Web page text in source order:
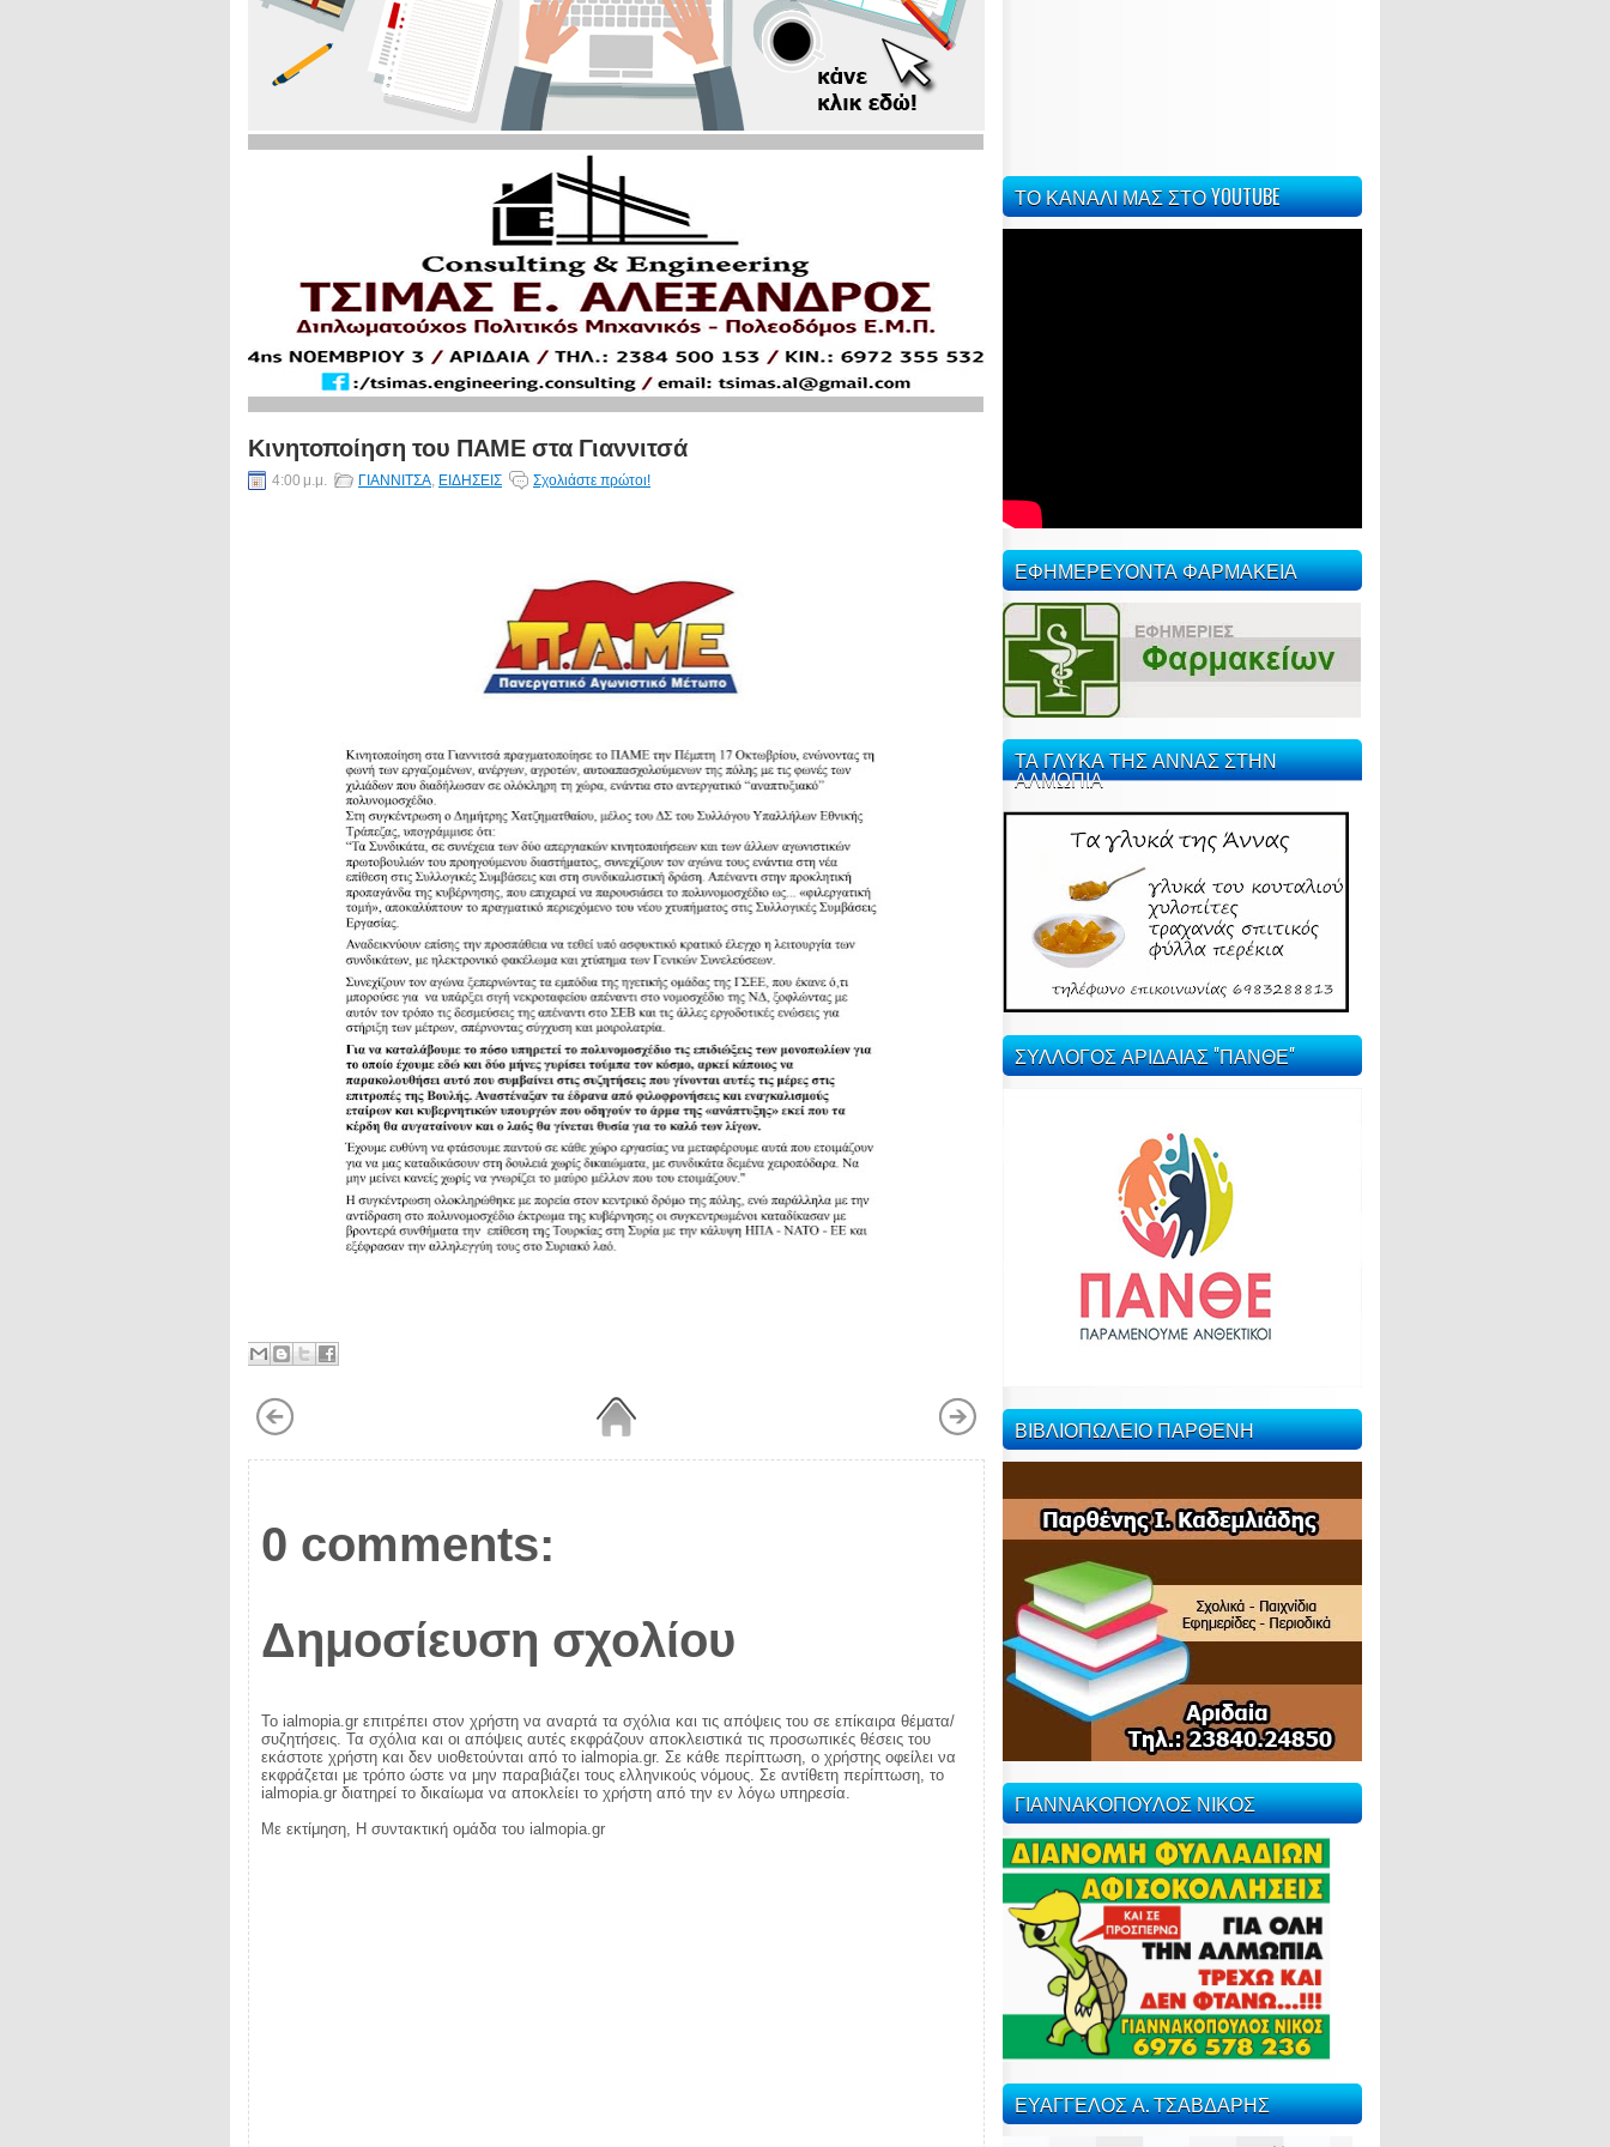
Κινητοποίηση του ΠΑΜΕ στα Γιαννιτσά
4:00 μ.μ. ΓΙΑΝΝΙΤΣΑ, ΕΙΔΗΣΕΙΣ Σχολιάστε πρώτοι!
0 comments:
Δημοσίευση σχολίου
Το ialmopia.gr επιτρέπει στον χρήστη να αναρτά τα σχόλια και τις απόψεις του σε επίκαιρα θέματα/
συζητήσεις. Τα σχόλια και οι απόψεις αυτές εκφράζουν αποκλειστικά τις προσωπικές θέσεις του
εκάστοτε χρήστη και δεν υιοθετούνται από το ialmopia.gr. Σε κάθε περίπτωση, ο χρήστης οφείλει να
εκφράζεται με τρόπο ώστε να μην παραβιάζει τους ελληνικούς νόμους. Σε αντίθετη περίπτωση, το
ialmopia.gr διατηρεί το δικαίωμα να αποκλείει το χρήστη από την εν λόγω υπηρεσία.
Με εκτίμηση, Η συντακτική ομάδα του ialmopia.gr
ΤΟ ΚΑΝΑΛΙ ΜΑΣ ΣΤΟ YOUTUBE
ΕΦΗΜΕΡΕΥΟΝΤΑ ΦΑΡΜΑΚΕΙΑ
ΤΑ ΓΛΥΚΑ ΤΗΣ ΑΝΝΑΣ ΣΤΗΝ
ΑΛΜΩΠΙΑ
ΣΥΛΛΟΓΟΣ ΑΡΙΔΑΙΑΣ "ΠΑΝΘΕ"
ΒΙΒΛΙΟΠΩΛΕΙΟ ΠΑΡΘΕΝΗ
ΓΙΑΝΝΑΚΟΠΟΥΛΟΣ ΝΙΚΟΣ
ΕΥΑΓΓΕΛΟΣ Α. ΤΣΑΒΔΑΡΗΣ